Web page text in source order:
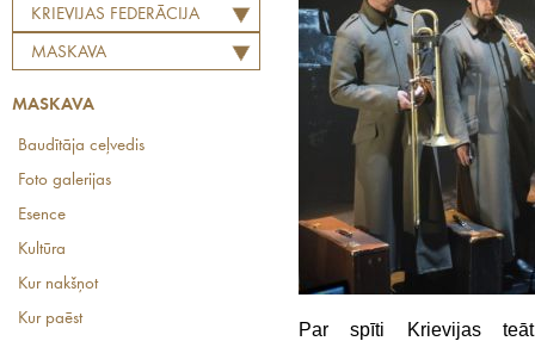
KRIEVIJAS FEDERĀCIJA
MASKAVA
MASKAVA
Baudītāja ceļvedis
Foto galerijas
Esence
Kultūra
Kur nakšņot
Kur paēst
Par spīti Krievijas